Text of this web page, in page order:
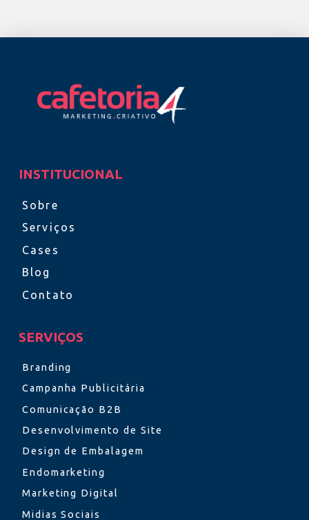
INSTITUCIONAL
Sobre
Serviços
Cases
Blog
Contato
SERVIÇOS
Branding
Campanha Publicitária
Comunicação B2B
Desenvolvimento de Site
Design de Embalagem
Endomarketing
Marketing Digital
Midias Sociais